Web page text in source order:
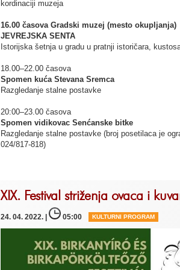
kordinaciji muzeja
16.00 časova Gradski muzej (mesto okupljanja)
JEVREJSKA SENTA
Istorijska šetnja u gradu u pratnji istoričara,
18.00–22.00 časova
Spomen kuća Stevana Sremca
Razgledanje stalne postavke
20:00–23.00 časova
Spomen vidikovac Senćanske bitke
Razgledanje stalne postavke (broj posetilaca je
024/817-818)
XIX. Festival striženja ovaca i
24. 04. 2022. | 05:00 KULTURNI PROGRAM